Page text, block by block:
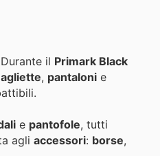
il Primark Black
, pantaloni e
e pantofole, tutti
agli accessori: borse,